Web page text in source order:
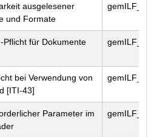
ausgelesener
und Formate
Pflicht für Dokumente
bei Verwendung von
[ITI-43]
Parameter im